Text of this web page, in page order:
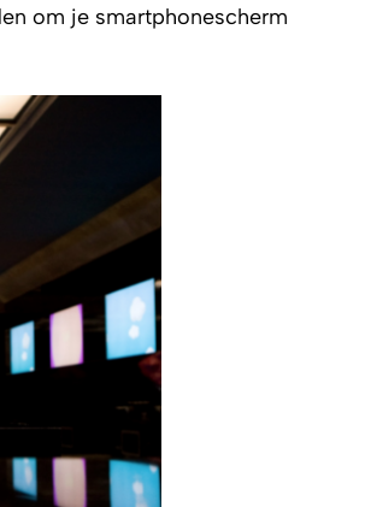
om je smartphonescherm